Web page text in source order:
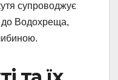
супроводжує
до Водохреща,